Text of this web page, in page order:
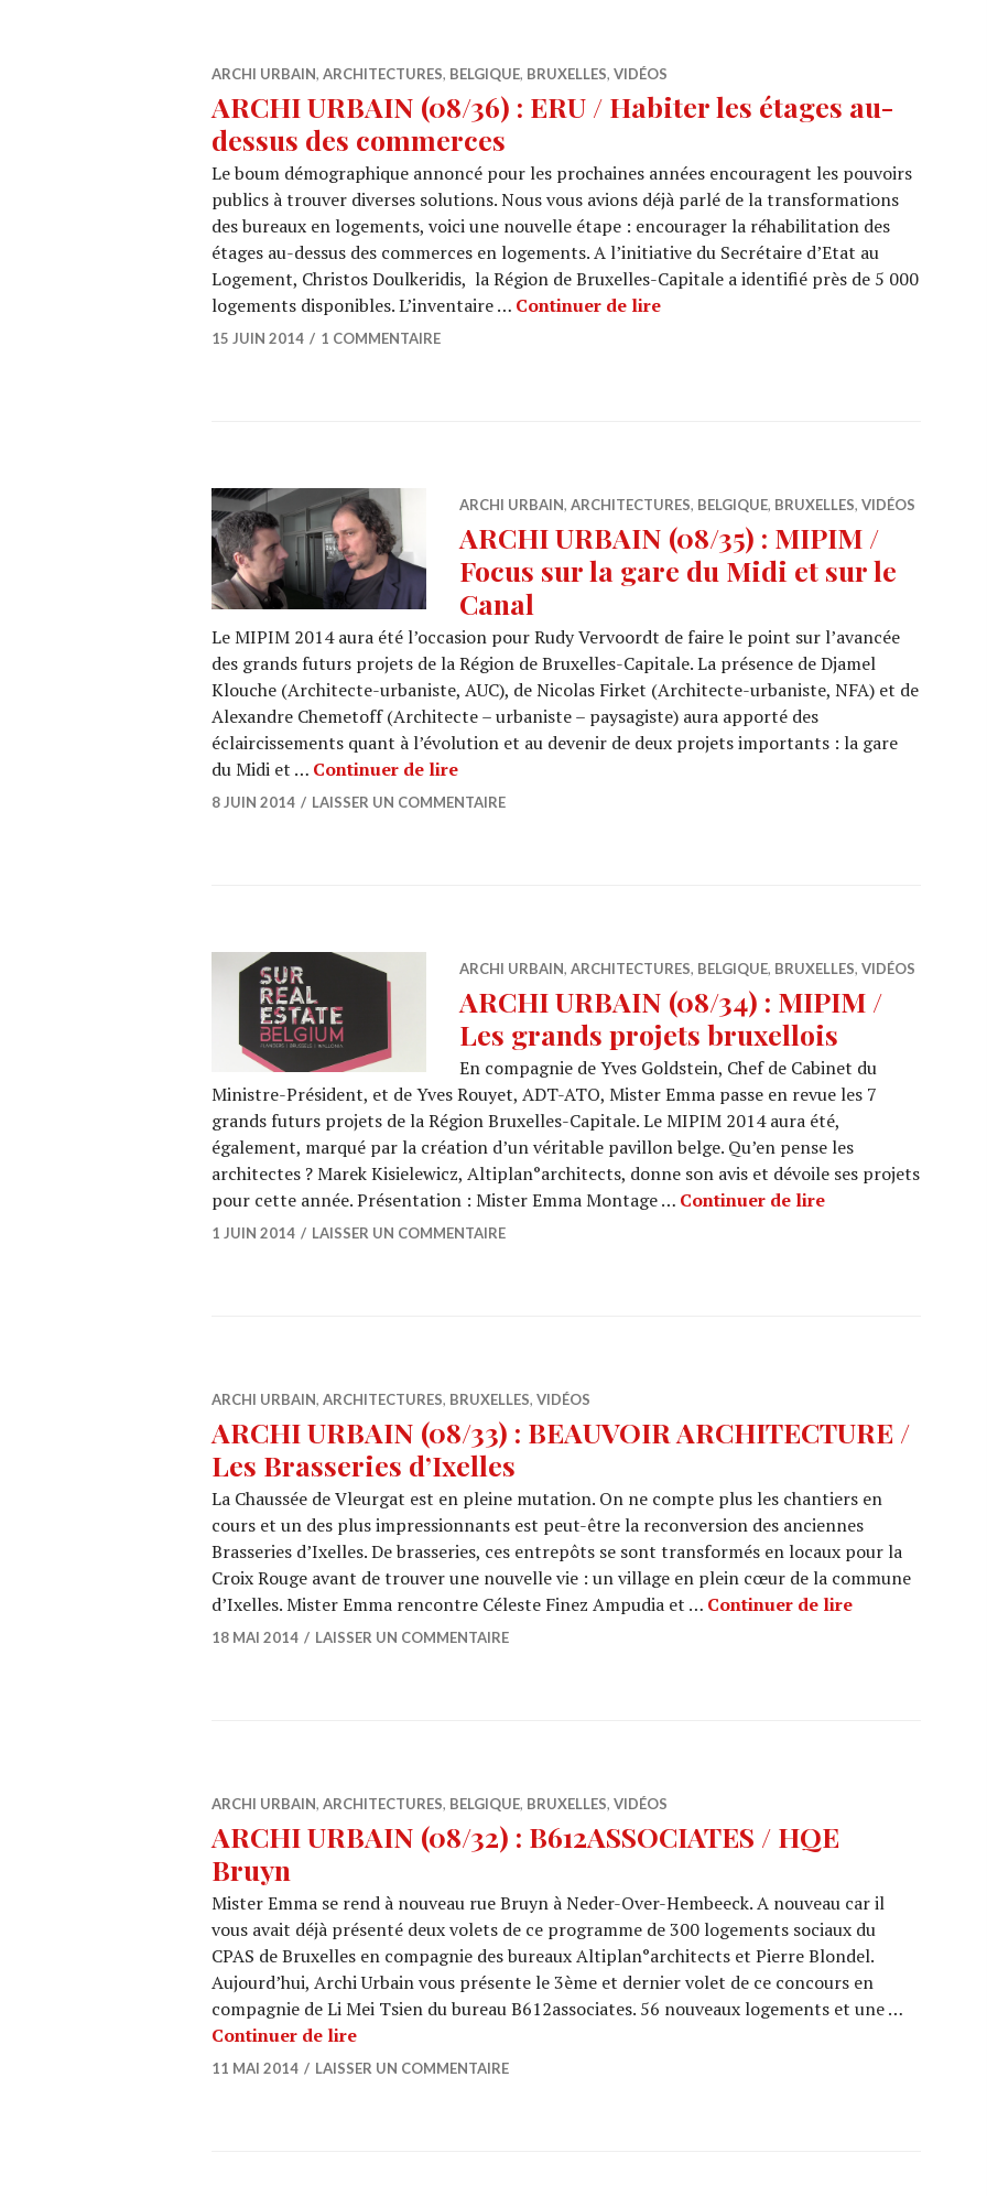
ARCHI URBAIN, ARCHITECTURES, BELGIQUE, BRUXELLES, VIDÉOS
ARCHI URBAIN (08/36) : ERU / Habiter les étages au-
dessus des commerces
Le boum démographique annoncé pour les prochaines années encouragent les pouvoirs
publics à trouver diverses solutions. Nous vous avions déjà parlé de la transformations
des bureaux en logements, voici une nouvelle étape : encourager la réhabilitation des
étages au-dessus des commerces en logements. A l’initiative du Secrétaire d’Etat au
Logement, Christos Doulkeridis, la Région de Bruxelles-Capitale a identifié près de 5 000
logements disponibles. L’inventaire … Continuer de lireARCHI URBAIN (08/36) : ERU /
15 JUIN 2014 1 COMMENTAIRE
ARCHI URBAIN, ARCHITECTURES, BELGIQUE, BRUXELLES, VIDÉOS
ARCHI URBAIN (08/35) : MIPIM /
Focus sur la gare du Midi et sur le
Canal
Le MIPIM 2014 aura été l’occasion pour Rudy Vervoordt de faire le point sur l’avancée
des grands futurs projets de la Région de Bruxelles-Capitale. La présence de Djamel
Klouche (Architecte-urbaniste, AUC), de Nicolas Firket (Architecte-urbaniste, NFA) et de
Alexandre Chemetoff (Architecte – urbaniste – paysagiste) aura apporté des
éclaircissements quant à l’évolution et au devenir de deux projets importants : la gare
du Midi et … Continuer de lireARCHI URBAIN (08/35) : MIPIM / Focus sur la gare du Midi et
8 JUIN 2014 LAISSER UN COMMENTAIRE
ARCHI URBAIN, ARCHITECTURES, BELGIQUE, BRUXELLES, VIDÉOS
ARCHI URBAIN (08/34) : MIPIM /
Les grands projets bruxellois
En compagnie de Yves Goldstein, Chef de Cabinet du
Ministre-Président, et de Yves Rouyet, ADT-ATO, Mister Emma passe en revue les 7
grands futurs projets de la Région Bruxelles-Capitale. Le MIPIM 2014 aura été,
également, marqué par la création d’un véritable pavillon belge. Qu’en pense les
architectes ? Marek Kisielewicz, Altiplan°architects, donne son avis et dévoile ses projets
pour cette année. Présentation : Mister Emma Montage … Continuer de lireARCHI URBAIN
1 JUIN 2014 LAISSER UN COMMENTAIRE
ARCHI URBAIN, ARCHITECTURES, BRUXELLES, VIDÉOS
ARCHI URBAIN (08/33) : BEAUVOIR ARCHITECTURE /
Les Brasseries d’Ixelles
La Chaussée de Vleurgat est en pleine mutation. On ne compte plus les chantiers en
cours et un des plus impressionnants est peut-être la reconversion des anciennes
Brasseries d’Ixelles. De brasseries, ces entrepôts se sont transformés en locaux pour la
Croix Rouge avant de trouver une nouvelle vie : un village en plein cœur de la commune
d’Ixelles. Mister Emma rencontre Céleste Finez Ampudia et … Continuer de lireARCHI
18 MAI 2014 LAISSER UN COMMENTAIRE
ARCHI URBAIN, ARCHITECTURES, BELGIQUE, BRUXELLES, VIDÉOS
ARCHI URBAIN (08/32) : B612ASSOCIATES / HQE
Bruyn
Mister Emma se rend à nouveau rue Bruyn à Neder-Over-Hembeeck. A nouveau car il
vous avait déjà présenté deux volets de ce programme de 300 logements sociaux du
CPAS de Bruxelles en compagnie des bureaux Altiplan°architects et Pierre Blondel.
Aujourd’hui, Archi Urbain vous présente le 3ème et dernier volet de ce concours en
compagnie de Li Mei Tsien du bureau B612associates. 56 nouveaux logements et une …
Continuer de lireARCHI URBAIN (08/32) : B612ASSOCIATES / HQE Bruyn
11 MAI 2014 LAISSER UN COMMENTAIRE